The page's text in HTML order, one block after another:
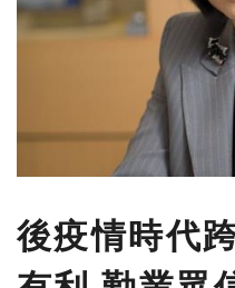
刊登
後疫情時代